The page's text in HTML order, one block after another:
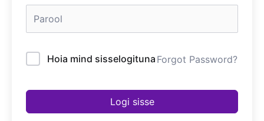
Hoia mind sisselogituna Forgot Password?
Logi sisse